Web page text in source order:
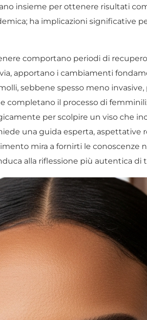
insieme per ottenere risultati
ha implicazioni significative
comportano periodi di
apportano i cambiamenti
sebbene spesso meno
completano il processo di
per scolpire un viso che
una guida esperta, aspettative
mira a fornirti le conoscenze
alla riflessione più autentica di